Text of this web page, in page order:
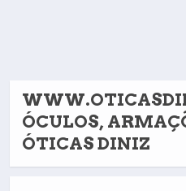
ÓCULOS,
ÓTICAS DINIZ